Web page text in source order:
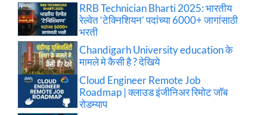
RRB Technician Bharti 2025: भारतीय
रेल्वेत ‘टेक्निशियन’ पदांच्या 6000+ जागांसाठी
भरती
Chandigarh University education के
मामले मे कैसी है ? देखिये
Cloud Engineer Remote Job
Roadmap | क्लाउड इंजीनिअर रिमोट जॉब
रोडम्याप